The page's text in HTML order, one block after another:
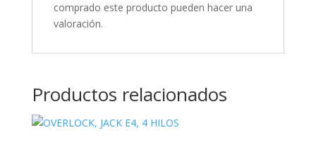
comprado este producto pueden hacer una
valoración.
Productos relacionados